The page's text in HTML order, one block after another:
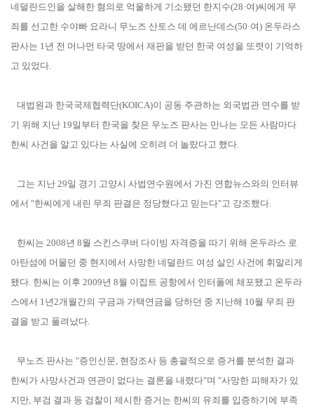
네덜란드인을 살해한 혐의로 억울하게 기소됐던 한지수(28·여)씨에게 무
죄를 선고한 수야빠 요라니 무노즈 산토스 데 에르난데스(50·여) 온두라스
판사는 1년 전 머나먼 타국 땅에서 재판을 받던 한국 여성을 또렷이 기억하
고 있었다.
대법원과 한국국제협력단(KOICA)이 공동 주관하는 외국법관 연수를 받
기 위해 지난 19일부터 한국을 찾은 무노즈 판사는 만나는 모든 사람마다
한씨 사건을 알고 있다는 사실에 오히려 더 놀랐다고 했다.
그는 지난 29일 경기 고양시 사법연수원에서 가진 연합뉴스와의 인터뷰
에서 "한씨에게 내린 무죄 판결은 정당했다고 믿는다"고 강조했다.
한씨는 2008년 8월 스킨스쿠버 다이빙 자격증을 따기 위해 온두라스 로
아탄섬에 머물던 중 현지에서 사망한 네덜란드 여성 살인 사건에 휘말리게
됐다. 한씨는 이후 2009년 8월 이집트 공항에서 인터폴에 체포됐고 온두라
스에서 1년2개월간의 구금과 가택연금을 당하던 중 지난해 10월 무죄 판
결을 받고 풀려났다.
무노즈 판사는 "증인신문, 현장조사 등 총괄적으로 증거를 분석한 결과
한씨가 사망사건과 연관이 없다는 결론을 내렸다"며 "사망한 피해자가 있
지만, 부검 결과 등 검찰이 제시한 증거는 한씨의 유죄를 입증하기에 부족